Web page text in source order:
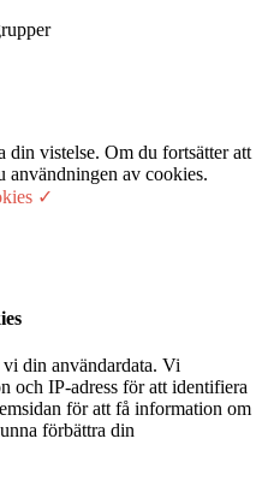
din vistelse. Om du fortsätter att
användningen av cookies.
✓
din användardata. Vi
och IP-adress för att identifiera
för att få information om
förbättra din